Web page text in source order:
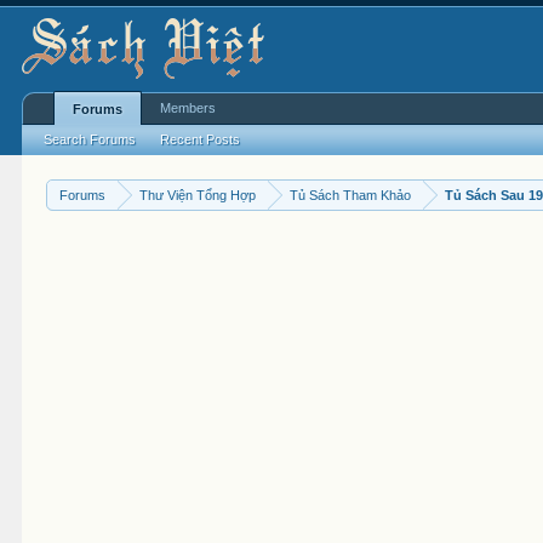
Forums Thư Viện Tổng Hợp Tủ Sách Tham Khảo Tủ Sách Sau
Forums
Search Forums Recent Posts
Members